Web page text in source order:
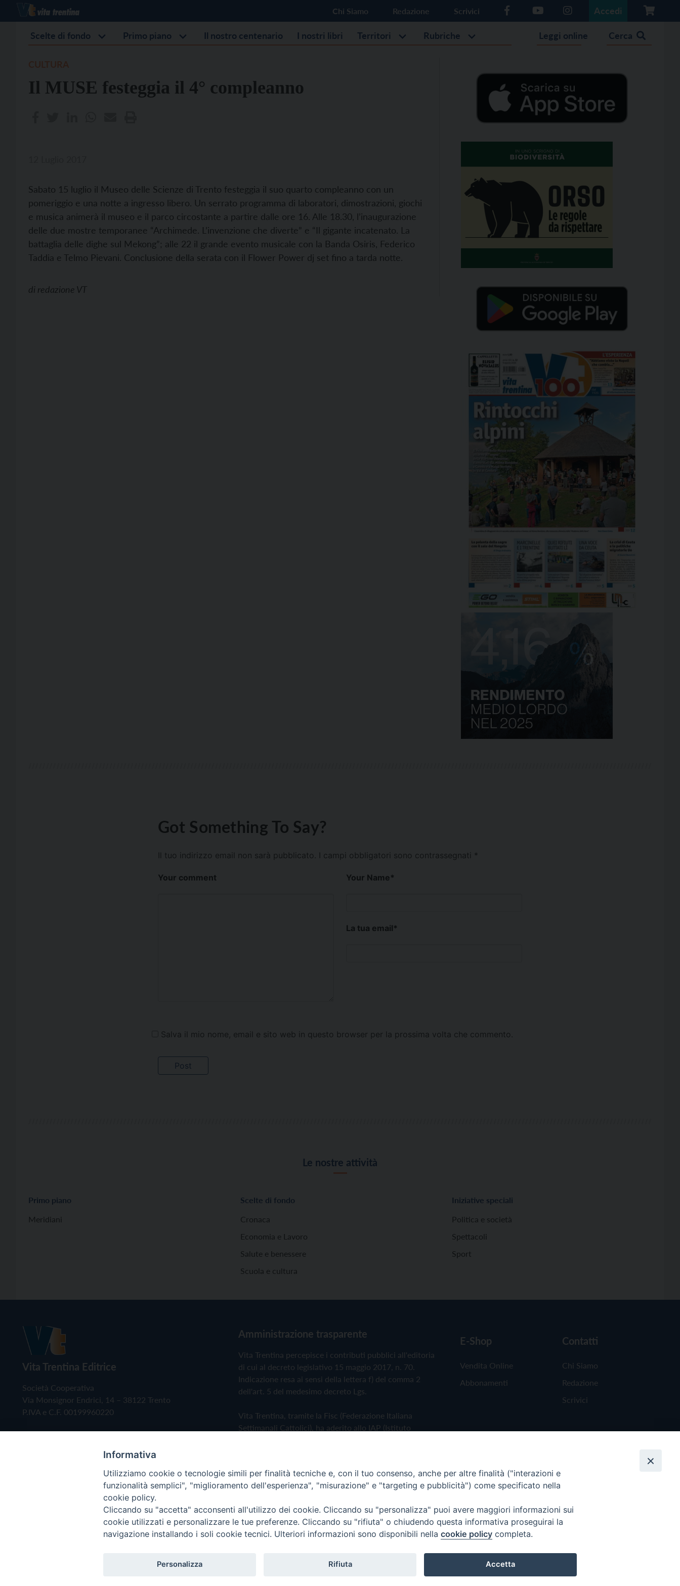
Chi Siamo Redazione Scrivici Accedi
Scelte di fondo Primo piano Il nostro centenario I nostri libri Territori Rubriche Leggi online Cerca
Il MUSE festeggia il 4° compleanno
Sabato 15 luglio il Museo delle Scienze di Trento festeggia il suo quarto compleanno con un
pomeriggio e una notte a ingresso libero. Un serrato programma di laboratori, dimostrazioni, giochi
e musica animerà il museo e il parco circostante a partire dalle ore 16. Alle 18.30, l’inaugurazione
delle due mostre temporanee “Archimede. L’invenzione che diverte” e “Il gigante incatenato. La
battaglia delle dighe sul Mekong”; alle 22 il grande evento musicale con la Banda Osiris, Federico
Taddia e Telmo Pievani. Conclusione della serata con il Flower Power dj set fino a tarda notte.
di redazione VT
Got Something To Say?
Il tuo indirizzo email non sarà pubblicato. I campi obbligatori sono contrassegnati *
Your comment Your Name*
La tua email*
Salva il mio nome, email e sito web in questo browser per la prossima volta che commento.
Le nostre attività
Primo piano
Meridiani
Scelte di fondo
Cronaca
Economia e Lavoro
Salute e benessere
Scuola e cultura
Iniziative speciali
Politica e società
Spettacoli
Sport
Vita Trentina Editrice
Società Cooperativa
Via Monsignor Endrici, 14 – 38122 Trento
P.IVA e C.F. 00199960220
Amministrazione trasparente
Vita Trentina percepisce i contributi pubblici all'editoria
di cui al decreto legislativo 15 maggio 2017, n. 70.
Indicazione resa ai sensi della lettera f) del comma 2
dell'art. 5 del medesimo decreto Lgs.
Vita Trentina, tramite la Fisc (Federazione Italiana
Settimanali Cattolici), ha aderito allo IAP (Istituto
Privacy Policy Cookie Policy
E-Shop
Vendita Online
Abbonamenti
Contatti
Chi Siamo
Redazione
Scrivici
Copyright © 2019 - Tutti i diritti riservati - Vita Trentina Editrice
Informativa
Utilizziamo cookie o tecnologie simili per finalità tecniche e, con il tuo consenso, anche per altre finalità ("interazioni e
funzionalità semplici", "miglioramento dell'esperienza", "misurazione" e "targeting e pubblicità") come specificato nella
cookie policy.
Cliccando su "accetta" acconsenti all'utilizzo dei cookie. Cliccando su "personalizza" puoi avere maggiori informazioni sui
cookie utilizzati e personalizzare le tue preferenze. Cliccando su "rifiuta" o chiudendo questa informativa proseguirai la
navigazione installando i soli cookie tecnici. Ulteriori informazioni sono disponibili nella cookie policy completa.
Personalizza Rifiuta Accetta